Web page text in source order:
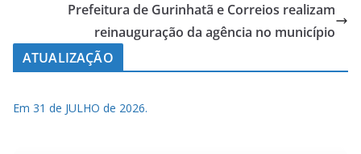
Prefeitura de Gurinhatã e Correios realizam
reinauguração da agência no município
ATUALIZAÇÃO
Em 31 de JULHO de 2026.